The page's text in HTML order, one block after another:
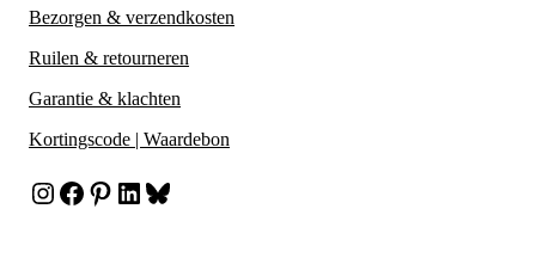
Bezorgen & verzendkosten
Ruilen & retourneren
Garantie & klachten
Kortingscode | Waardebon
Instagram
Facebook
Pinterest
LinkedIn
Bluesky